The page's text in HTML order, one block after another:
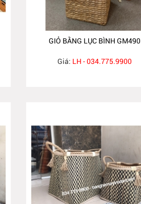
GIỎ BẰNG LỤC BÌNH GM490
Giá: LH - 034.775.9900